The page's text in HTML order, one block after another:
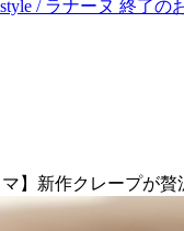
/ ラナーヌ 終了の
】新作クレープが贅